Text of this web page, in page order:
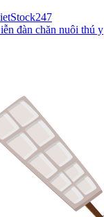
247
đàn chăn nuôi thú y